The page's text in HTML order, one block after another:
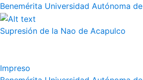
Benemérita Universidad Autónoma
Supresión de la Nao de Acapulco
Impreso